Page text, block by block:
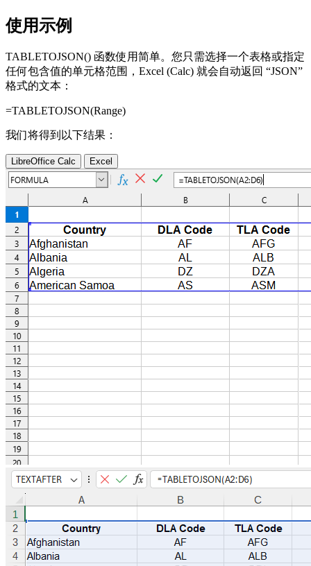
使用示例
TABLETOJSON() 函数使用简单。您只需选择一个表格或指定
任何包含值的单元格范围，Excel (Calc) 就会自动返回 “JSON”
格式的文本：
=TABLETOJSON(Range)
我们将得到以下结果：
LibreOffice Calc Excel